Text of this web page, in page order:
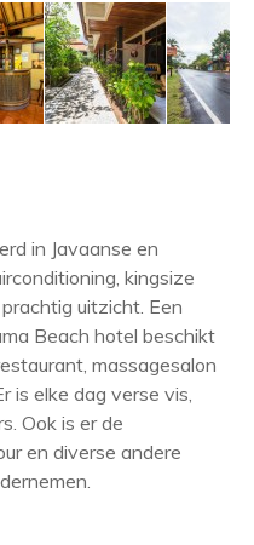
in Javaanse en
kingsize
uitzicht. Een
Beach hotel beschikt
massagesalon
is elke dag verse vis,
Ook is er de
en diverse andere